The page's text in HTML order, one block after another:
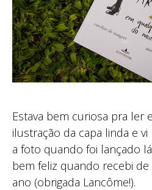
Estava bem curiosa pra ler
ilustração da capa linda e
a foto quando foi lançado
bem feliz quando recebi
ano (obrigada Lancôme!).